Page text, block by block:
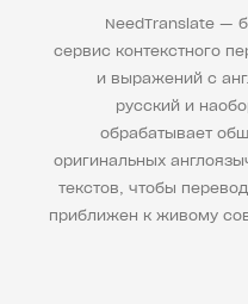
NeedTranslate —
сервис контекстного
и выражений с
русский и
обрабатывает
оригинальных
текстов, чтобы
приближен к живому